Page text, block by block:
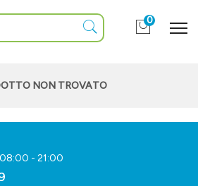
0
NON TROVATO
- 21:00